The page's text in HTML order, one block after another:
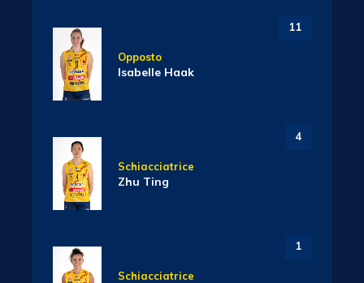
11
Opposto
Isabelle Haak
4
Schiacciatrice
Zhu Ting
1
Schiacciatrice